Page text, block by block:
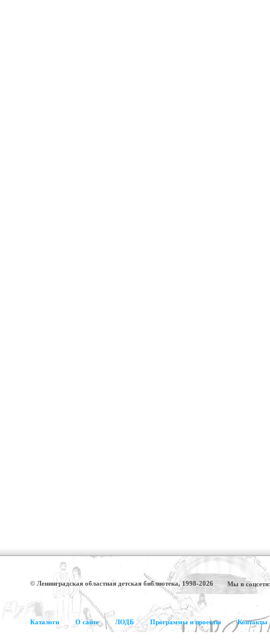
© Ленинградская областная детская библиотека, 1998-2026 Мы в
Каталоги О сайте ЛОДБ Программы и проекты Контакты